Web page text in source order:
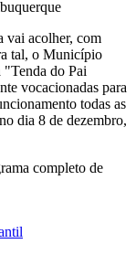
vai acolher, com
tal, o Município
do Pai
vocacionadas para
todas as
dia 8 de dezembro,
completo de